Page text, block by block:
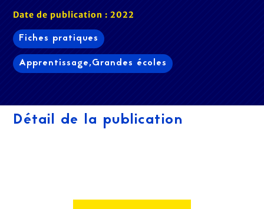
Date de publication : 2022
Fiches pratiques
Apprentissage,Grandes écoles
Détail de la publication